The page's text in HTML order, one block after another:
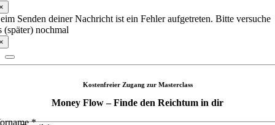
Senden deiner Nachricht ist ein Fehler aufgetreten. Bitte versuche
(später) nochmal
Kostenfreier Zugang zur Masterclass
Money Flow – Finde den Reichtum in dir
*